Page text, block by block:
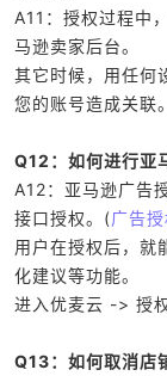
A11：授权过程中
马逊卖家后台。
其它时候，用任何
您的账号造成关联。
Q12：如何进行亚
A12：亚马逊广告
接口授权。(广告
用户在授权后，就
化建议等功能。
进入优麦云 -> 授
Q13：如何取消店